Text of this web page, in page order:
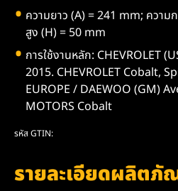
ความยาว (A) = 241 mm; ความ
สูง (H) = 50 mm
การใช้งานหลัก: CHEVROLET
2015. CHEVROLET Cobalt,
EUROPE / DAEWOO (GM)
MOTORS Cobalt
รหัส GTIN:
รายละเอียดผลิตภั